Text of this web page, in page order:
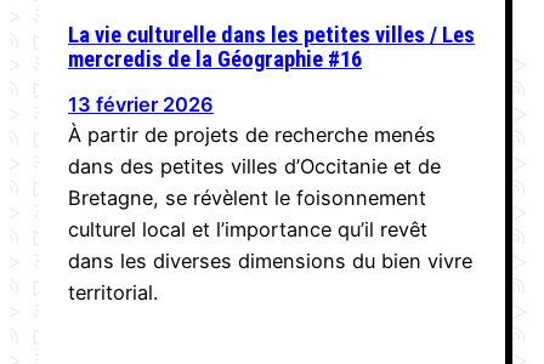
La vie culturelle dans les petites villes / Les
mercredis de la Géographie #16
13 février 2026
À partir de projets de recherche menés
dans des petites villes d’Occitanie et de
Bretagne, se révèlent le foisonnement
culturel local et l’importance qu’il revêt
dans les diverses dimensions du bien vivre
territorial.